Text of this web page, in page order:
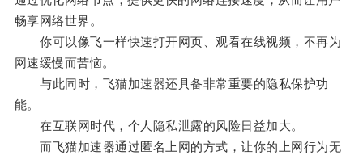
畅享网络世界。
你可以像飞一样快速打开网页、观看在线视频，不再为
网速缓慢而苦恼。
与此同时，飞猫加速器还具备非常重要的隐私保护功
能。
在互联网时代，个人隐私泄露的风险日益加大。
而飞猫加速器通过匿名上网的方式，让你的上网行为无